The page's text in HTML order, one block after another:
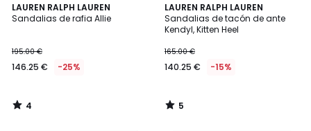
LAUREN RALPH LAUREN
Sandalias de rafia Allie
195.00 €
146.25 € -25%
4
/
4
/
LAUREN RALPH LAUREN
Sandalias de tacón de ante
Kendyl, Kitten Heel
165.00 €
140.25 € -15%
5
/
5
5
/